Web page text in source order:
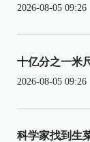
2026-08-05 09:26
十亿分之一米
2026-08-05 09:26
科学家找到生